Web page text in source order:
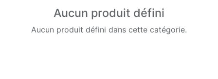
Aucun produit défini
Aucun produit défini dans cette catégorie.